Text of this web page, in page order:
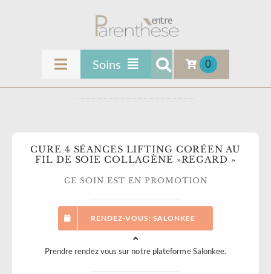
Toggle
Navigation
ENTRE PARENTHÈSE
LES SOINS TENDANCES
FORMATIONS
Soins
Soins Femmes
Soins Visage
Beauté du Regard
Soins Mains et Pieds
Épilations
0
CURE 4 SÉANCES LIFTING CORÉEN AU
FIL DE SOIE COLLAGÈNE »REGARD »
CE SOIN EST EN PROMOTION
RENDEZ-VOUS: SALONKEE
Prendre rendez vous sur notre plateforme Salonkee.